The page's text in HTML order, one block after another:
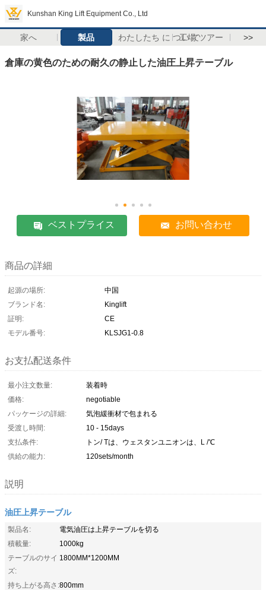
Kunshan King Lift Equipment Co., Ltd
家へ 製品 わたしたち に つい て工場 ツアー >>
倉庫の黄色のための耐久の静止した油圧上昇テーブル
ベストプライス お問い合わせ
商品の詳細
起源の場所:
中国
ブランド名:
Kinglift
証明:
CE
モデル番号:
KLSJG1-0.8
お支払配送条件
最小注文数量:
装着時
価格:
negotiable
パッケージの詳細:
気泡緩衝材で包まれる
受渡し時間:
10 - 15days
支払条件:
トン/ Tは、ウェスタンユニオンは、L /℃
供給の能力:
120sets/month
説明
油圧上昇テーブル
製品名:
電気油圧は上昇テーブルを切る
積載量:
1000kg
テーブルのサイ
ズ:
1800MM*1200MM
持ち上がる高さ:800mm